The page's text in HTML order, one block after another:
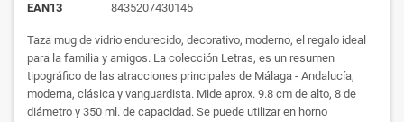
EAN13
8435207430145
Taza mug de vidrio endurecido, decorativo, moderno, el regalo ideal
para la familia y amigos. La colección Letras, es un resumen
tipográfico de las atracciones principales de Málaga - Andalucía,
moderna, clásica y vanguardista. Mide aprox. 9.8 cm de alto, 8 de
diámetro y 350 ml. de capacidad. Se puede utilizar en horno